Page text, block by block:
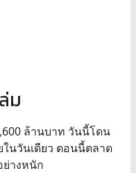
ม
ล้านบาท วันนี้โดน
นวันเดียว ตอนนี้ตลาด
างหนัก